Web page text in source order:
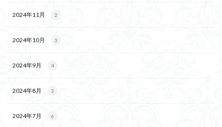
2024年11月 2
2024年10月 3
2024年9月 4
2024年8月 3
2024年7月 6